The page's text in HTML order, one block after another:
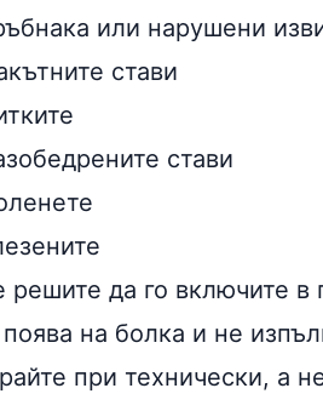
или нарушени
стави
стави
решите да го включите в
поява на болка и не
при технически, а